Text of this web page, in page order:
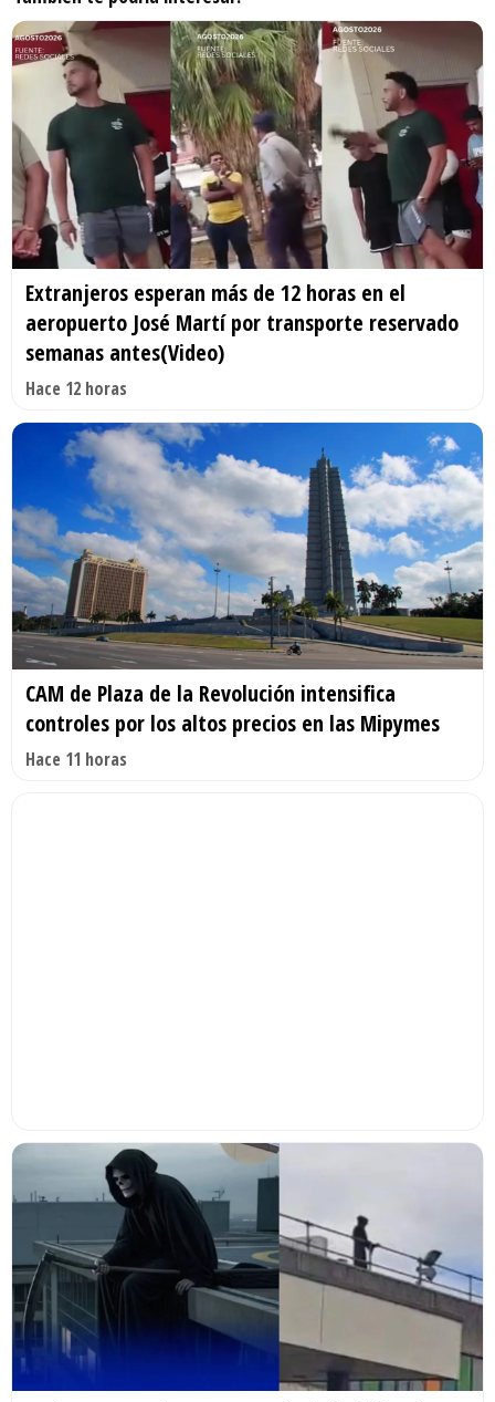
Extranjeros esperan más de 12 horas en el
aeropuerto José Martí por transporte reservado
semanas antes(Video)
Hace 12 horas
CAM de Plaza de la Revolución intensifica
controles por los altos precios en las Mipymes
Hace 11 horas